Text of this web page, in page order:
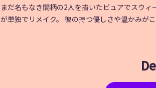
まだ名もなき間柄の2人を描いたピュアでスウ
が単独でリメイク。 彼の持つ優しさや温かみが